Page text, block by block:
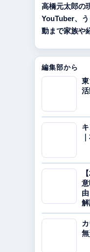
高橋元太郎の
YouTuber、
動まで家族や
編集部から
解